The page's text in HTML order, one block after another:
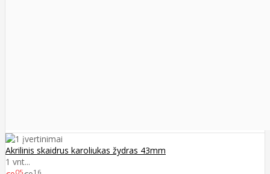
Akrilinis skaidrus karoliukas žydras 43mm
1 vnt...
05 16